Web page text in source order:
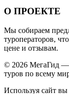
О ПРОЕКТЕ
Мы собираем
туроператоров,
цене и отзывам.
© 2026 МегаГид —
туров по всему
Используя сайт вы